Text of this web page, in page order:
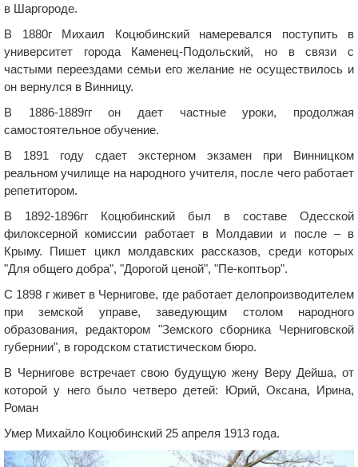
в Шаргороде.
В 1880г Михаил Коцюбинский намеревался поступить в
университет города Каменец-Подольский, но в связи с
частыми переездами семьи его желание не осуществилось и
он вернулся в Винницу.
В 1886-1889гг он дает частные уроки, продолжая
самостоятельное обучение.
В 1891 году сдает экстерном экзамен при Винницком
реальном училище на народного учителя, после чего работает
репетитором.
В 1892-1896гг Коцюбинский был в составе Одесской
филоксерной комиссии работает в Молдавии и после – в
Крыму. Пишет цикл молдавских рассказов, среди которых
"Для общего добра", "Дорогой ценой", "Пе-коптьор".
С 1898 г живет в Чернигове, где работает делопроизводителем
при земской управе, заведующим столом народного
образования, редактором "Земского сборника Черниговской
губернии", в городском статистическом бюро.
В Чернигове встречает свою будущую жену Веру Дейша, от
которой у него было четверо детей: Юрий, Оксана, Ирина,
Роман
Умер Михайло Коцюбинский 25 апреля 1913 года.